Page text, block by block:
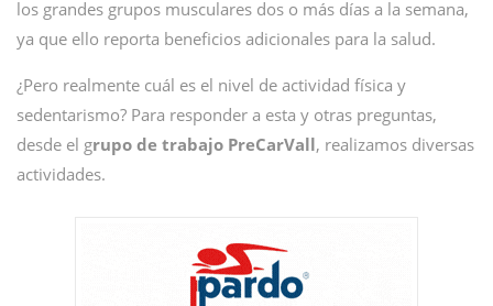
los grandes grupos musculares dos o más días a la semana,
ya que ello reporta beneficios adicionales para la salud.
¿Pero realmente cuál es el nivel de actividad física y
sedentarismo? Para responder a esta y otras preguntas,
desde el grupo de trabajo PreCarVall, realizamos diversas
actividades.